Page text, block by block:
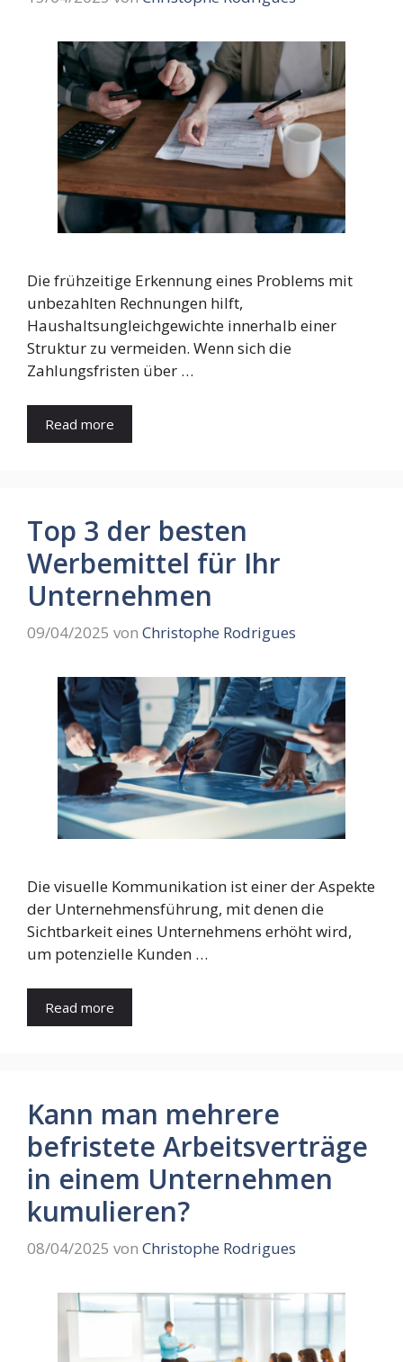
Die frühzeitige Erkennung eines Problems mit
unbezahlten Rechnungen hilft,
Haushaltsungleichgewichte innerhalb einer
Struktur zu vermeiden. Wenn sich die
Zahlungsfristen über …
Read more
Top 3 der besten
Werbemittel für Ihr
Unternehmen
09/04/2025 von Christophe Rodrigues
Die visuelle Kommunikation ist einer der Aspekte
der Unternehmensführung, mit denen die
Sichtbarkeit eines Unternehmens erhöht wird,
um potenzielle Kunden …
Read more
Kann man mehrere
befristete Arbeitsverträge
in einem Unternehmen
kumulieren?
08/04/2025 von Christophe Rodrigues